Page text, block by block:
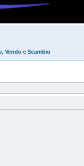
Vendo e Scambio